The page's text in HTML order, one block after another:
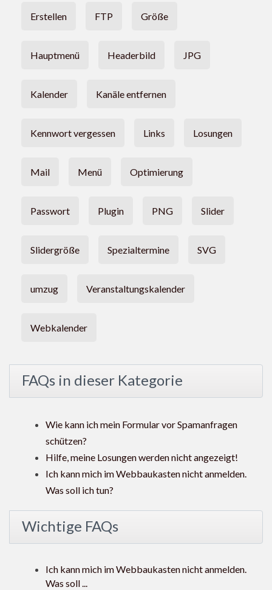
Erstellen FTP Größe
Hauptmenü Headerbild JPG
Kalender Kanäle entfernen
Kennwort vergessen Links Losungen
Mail Menü Optimierung
Passwort Plugin PNG Slider
Slidergröße Spezialtermine SVG
umzug Veranstaltungskalender
Webkalender
FAQs in dieser Kategorie
Wie kann ich mein Formular vor Spamanfragen
schützen?
Hilfe, meine Losungen werden nicht angezeigt!
Ich kann mich im Webbaukasten nicht anmelden.
Was soll ich tun?
Wichtige FAQs
Ich kann mich im Webbaukasten nicht anmelden.
Was soll ...